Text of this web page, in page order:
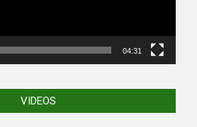
04:31
VIDEOS